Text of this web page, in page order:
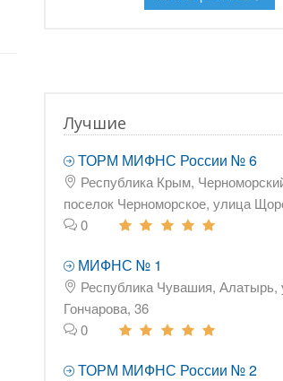
Лучшие
ТОРМ МИФНС России № 6
Республика Крым,
поселок Черноморское, улица
0
МИФНС № 1
Республика Чувашия, Алатырь,
Гончарова, 36
0
ТОРМ МИФНС России № 2